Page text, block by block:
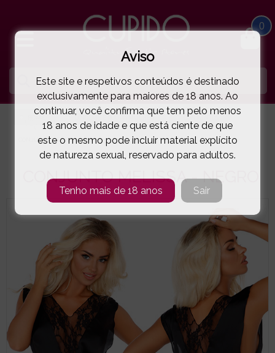
0
LINGERIE E ROUPA MULHER CONJUNTOS
CONJUNTO MELISSA - NEGRO( 91-6457E )
CONJUNTO MELISSA - NEGRO
Aviso
Este site e respetivos conteúdos é destinado
exclusivamente para maiores de 18 anos. Ao
continuar, você confirma que tem pelo menos
18 anos de idade e que está ciente de que
este o mesmo pode incluir material explícito
de natureza sexual, reservado para adultos.
Tenho mais de 18 anos Sair